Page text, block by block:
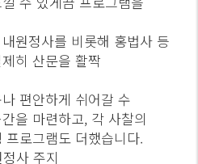
원정사를 비롯해 홍법사 등
히 산문을 활짝
편안하게 쉬어갈 수
을 마련하고, 각 사찰의
로그램도 더했습니다.
사 주지